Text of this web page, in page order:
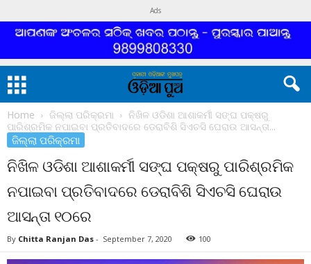
Ads
Home ଜିଲ୍ଲା ପରିକ୍ରମା
ନିଖିଳ ଓଡିଶା ଆଶାକର୍ମୀ ସଙ୍ଘ ପକ୍ଷରୁ
ପାରିଶ୍ରମିକ ନପାଇବା ପ୍ରତିବାଦରେ ଡେରାବିଶି ସିଏଚସି ଘେରାଉ ଆସନ୍ତା...
ଜିଲ୍ଲା ପରିକ୍ରମା
ନିଖିଳ ଓଡିଶା ଆଶାକର୍ମୀ ସଙ୍ଘ ପକ୍ଷରୁ ପାରିଶ୍ରମିକ
ନପାଇବା ପ୍ରତିବାଦରେ ଡେରାବିଶି ସିଏଚସି ଘେରାଉ
ଆସନ୍ତା ୧୦ରେ
By Chitta Ranjan Das - September 7, 2020 100